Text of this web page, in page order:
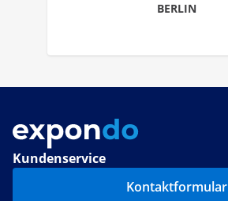
BERLIN
Kundenservice
Kontaktformular